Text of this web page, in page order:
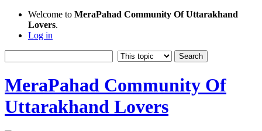
Welcome to MeraPahad Community Of Uttarakhand
Lovers.
Log in
MeraPahad Community Of
Uttarakhand Lovers